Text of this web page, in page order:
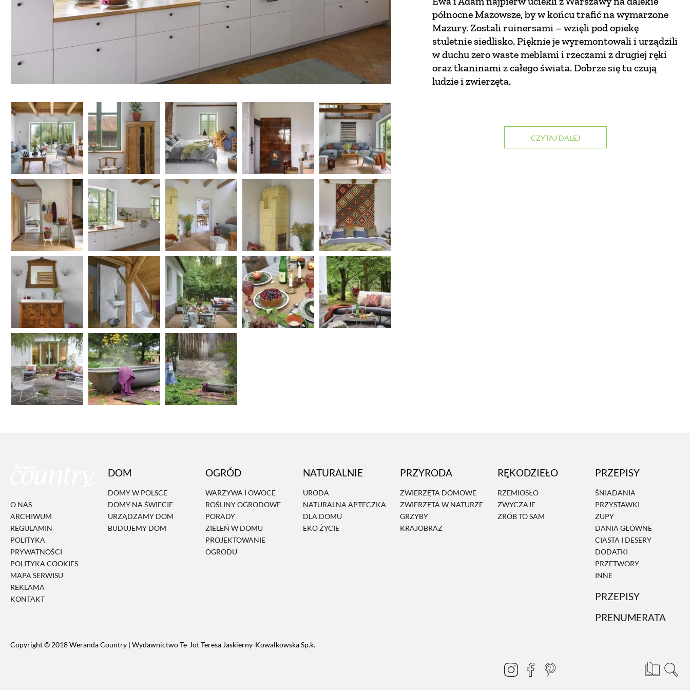
północne Mazowsze, by w końcu trafić na wymarzone
Mazury. Zostali ruinersami – wzięli pod opiekę
stuletnie siedlisko. Pięknie je wyremontowali i urządzili
w duchu zero waste meblami i rzeczami z drugiej ręki
oraz tkaninami z całego świata. Dobrze się tu czują
ludzie i zwierzęta.
CZYTAJ DALEJ
O NAS
ARCHIWUM
REGULAMIN
POLITYKA
PRYWATNOŚCI
POLITYKA COOKIES
MAPA SERWISU
REKLAMA
KONTAKT
DOM
DOMY W POLSCE
DOMY NA ŚWIECIE
URZĄDZAMY DOM
BUDUJEMY DOM
OGRÓD
WARZYWA I OWOCE
ROŚLINY OGRODOWE
PORADY
ZIELEŃ W DOMU
PROJEKTOWANIE
OGRODU
NATURALNIE
URODA
NATURALNA APTECZKA
DLA DOMU
EKO ŻYCIE
PRZYRODA
ZWIERZĘTA DOMOWE
ZWIERZĘTA W NATURZE
GRZYBY
KRAJOBRAZ
RĘKODZIEŁO
RZEMIOSŁO
ZWYCZAJE
ZRÓB TO SAM
PRZEPISY
ŚNIADANIA
PRZYSTAWKI
ZUPY
DANIA GŁÓWNE
CIASTA I DESERY
DODATKI
PRZETWORY
INNE
PRZEPISY
PRENUMERATA
Copyright © 2018 Weranda Country | Wydawnictwo Te-Jot Teresa Jaskierny-Kowalkowska Sp.k.